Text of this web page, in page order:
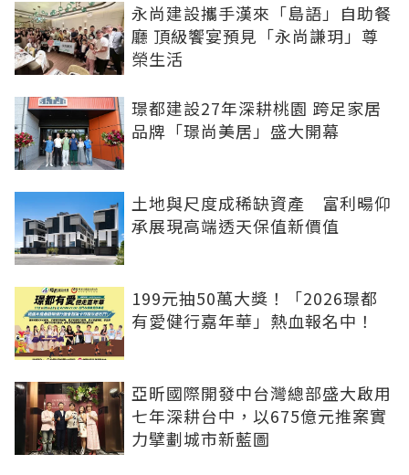
永尚建設攜手漢來「島語」自助餐
廳 頂級饗宴預見「永尚謙玥」尊
榮生活
璟都建設27年深耕桃園 跨足家居
品牌「璟尚美居」盛大開幕
土地與尺度成稀缺資產 富利暘仰
承展現高端透天保值新價值
199元抽50萬大獎！「2026璟都
有愛健行嘉年華」熱血報名中！
亞昕國際開發中台灣總部盛大啟用
七年深耕台中，以675億元推案實
力擘劃城市新藍圖